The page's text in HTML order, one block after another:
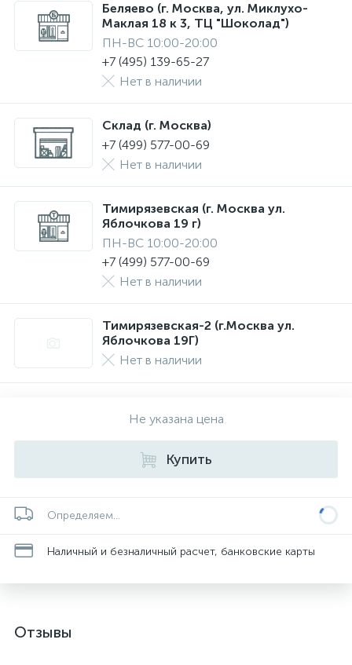
Беляево (г. Москва, ул. Миклухо-
Маклая 18 к 3, ТЦ "Шоколад")
ПН-ВС 10:00-20:00
+7 (495) 139-65-27
Нет в наличии
Склад (г. Москва)
+7 (499) 577-00-69
Нет в наличии
Тимирязевская (г. Москва ул.
Яблочкова 19 г)
ПН-ВС 10:00-20:00
+7 (499) 577-00-69
Нет в наличии
Тимирязевская-2 (г.Москва ул.
Яблочкова 19Г)
Нет в наличии
Не указана цена
Купить
Определяем...
Наличный и безналичный расчет, банковские карты
Отзывы